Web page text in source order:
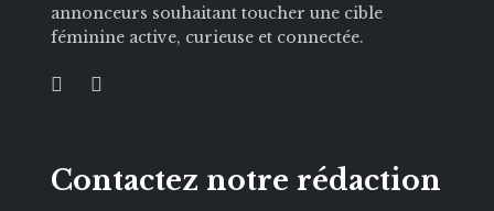
annonceurs souhaitant toucher une cible
féminine active, curieuse et connectée.
Contactez notre rédaction